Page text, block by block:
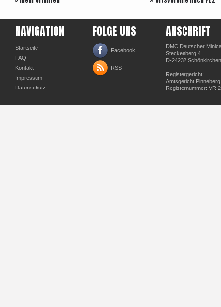
NAVIGATION
Startseite
FAQ
Kontakt
Impressum
Datenschutz
FOLGE UNS
Facebook
RSS
ANSCHRIFT
DMC Deutscher
Steckenberg 4
D-24232 Schönkirchen
Registergericht:
Amtsgericht Pinneberg
Registernummer: VR